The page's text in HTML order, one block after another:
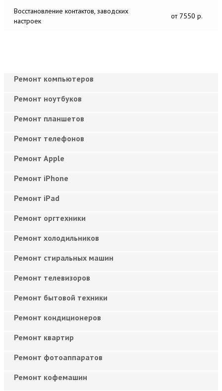
Восстановление контактов, заводских
настроек
от 7550 р.
Ремонт компьютеров
Ремонт ноутбуков
Ремонт планшетов
Ремонт телефонов
Ремонт Apple
Ремонт iPhone
Ремонт iPad
Ремонт оргтехники
Ремонт холодильников
Ремонт стиральных машин
Ремонт телевизоров
Ремонт бытовой техники
Ремонт кондиционеров
Ремонт квартир
Ремонт фотоаппаратов
Ремонт кофемашин